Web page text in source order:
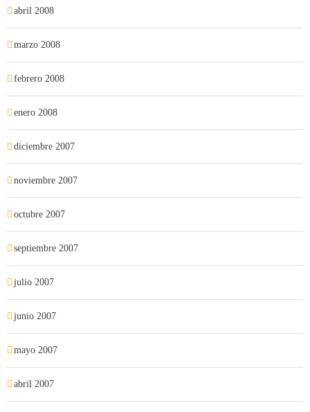
abril 2008
marzo 2008
febrero 2008
enero 2008
diciembre 2007
noviembre 2007
octubre 2007
septiembre 2007
julio 2007
junio 2007
mayo 2007
abril 2007